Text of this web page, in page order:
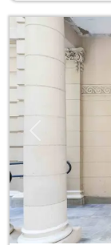
Previous